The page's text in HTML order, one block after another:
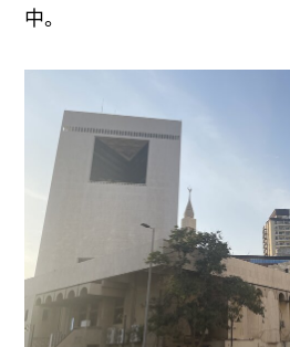
中。